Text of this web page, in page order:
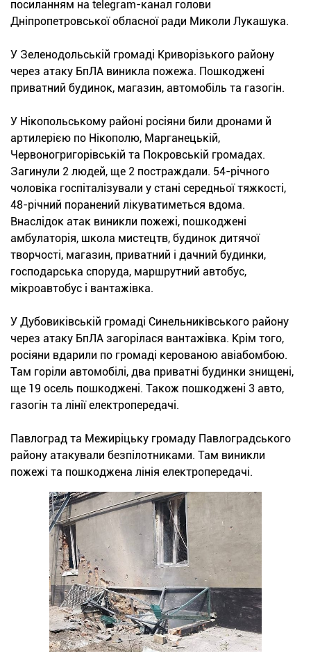
посиланням на telegram-канал голови
Дніпропетровської обласної ради Миколи Лукашука.
У Зеленодольській громаді Криворізького району
через атаку БпЛА виникла пожежа. Пошкоджені
приватний будинок, магазин, автомобіль та газогін.
У Нікопольському районі росіяни били дронами й
артилерією по Нікополю, Марганецькій,
Червоногригорівській та Покровській громадах.
Загинули 2 людей, ще 2 постраждали. 54-річного
чоловіка госпіталізували у стані середньої тяжкості,
48-річний поранений лікуватиметься вдома.
Внаслідок атак виникли пожежі, пошкоджені
амбулаторія, школа мистецтв, будинок дитячої
творчості, магазин, приватний і дачний будинки,
господарська споруда, маршрутний автобус,
мікроавтобус і вантажівка.
У Дубовиківській громаді Синельниківського району
через атаку БпЛА загорілася вантажівка. Крім того,
росіяни вдарили по громаді керованою авіабомбою.
Там горіли автомобілі, два приватні будинки знищені,
ще 19 осель пошкоджені. Також пошкоджені 3 авто,
газогін та лінії електропередачі.
Павлоград та Межиріцьку громаду Павлоградського
району атакували безпілотниками. Там виникли
пожежі та пошкоджена лінія електропередачі.